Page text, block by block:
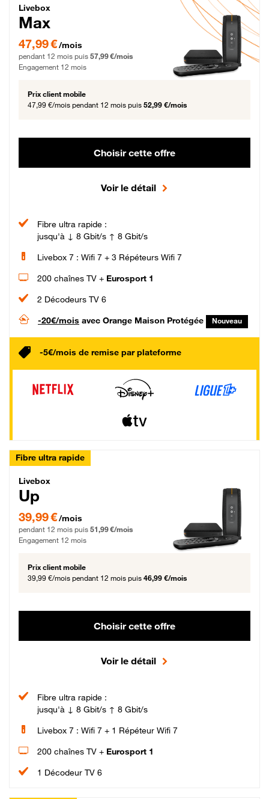
Livebox Max Fibre
Livebox
Max
47,99 € par mois pendant 12 mois puis 57,99 € par mois, Engagement 12 mois
47,99 €/mois
pendant 12 mois puis 57,99 €/mois
Engagement 12 mois
Prix client mobile
47,99 €/mois pendant 12 mois puis 52,99 €/mois
Choisir cette offre
Voir le détail
Fibre ultra rapide :
jusqu'à ↓ 8 Gbit/s ↑ 8 Gbit/s
Livebox 7 : Wifi 7 + 3 Répéteurs Wifi 7
200 chaînes TV + Eurosport 1
2 Décodeurs TV 6
-20€/mois avec Orange Maison Protégée Nouveau
-5€/mois de remise par plateforme
Fibre ultra rapide
Livebox Up Fibre
Livebox
Up
39,99 € par mois pendant 12 mois puis 51,99 € par mois, Engagement 12 mois
39,99 €/mois
pendant 12 mois puis 51,99 €/mois
Engagement 12 mois
Prix client mobile
39,99 €/mois pendant 12 mois puis 46,99 €/mois
Choisir cette offre
Voir le détail
Fibre ultra rapide :
jusqu'à ↓ 8 Gbit/s ↑ 8 Gbit/s
Livebox 7 : Wifi 7 + 1 Répéteur Wifi 7
200 chaînes TV + Eurosport 1
1 Décodeur TV 6